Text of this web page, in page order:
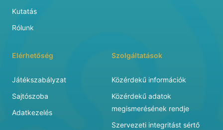
Kutatás
Rólunk
Elérhetőség
Játékszabályzat
Sajtószoba
Adatkezelés
Szolgáltatások
Közérdekű információk
Közérdekű adatok
megismerésének rendje
Szervezeti integritást sértő